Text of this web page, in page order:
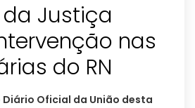
Justiça
nas
do RN
Diário Oficial da União desta